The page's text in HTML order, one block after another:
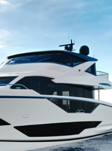
Ekip
Yaşam
Mi̇ras
Öğrenin